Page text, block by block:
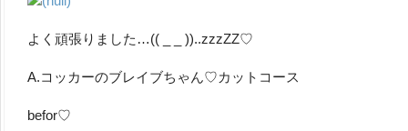
よく頑張りました…(( _ _ ))..zzzZZ♡
A.コッカーのブレイブちゃん♡カットコース
befor♡